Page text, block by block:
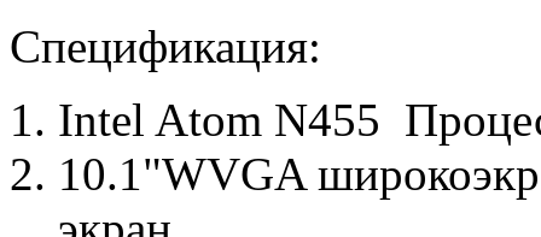
Спецификация:
Intel Atom N455
10.1"WVGA